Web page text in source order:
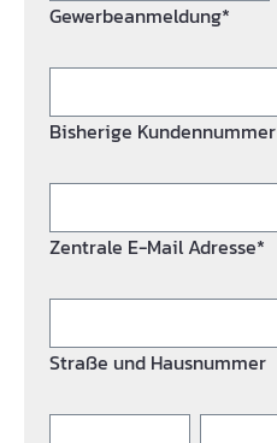
Gewerbeanmeldung*
Bisherige Kundennummer
Zentrale E-Mail Adresse*
Straße und Hausnummer